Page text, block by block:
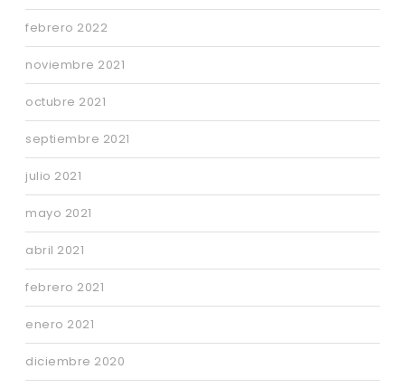
febrero 2022
noviembre 2021
octubre 2021
septiembre 2021
julio 2021
mayo 2021
abril 2021
febrero 2021
enero 2021
diciembre 2020